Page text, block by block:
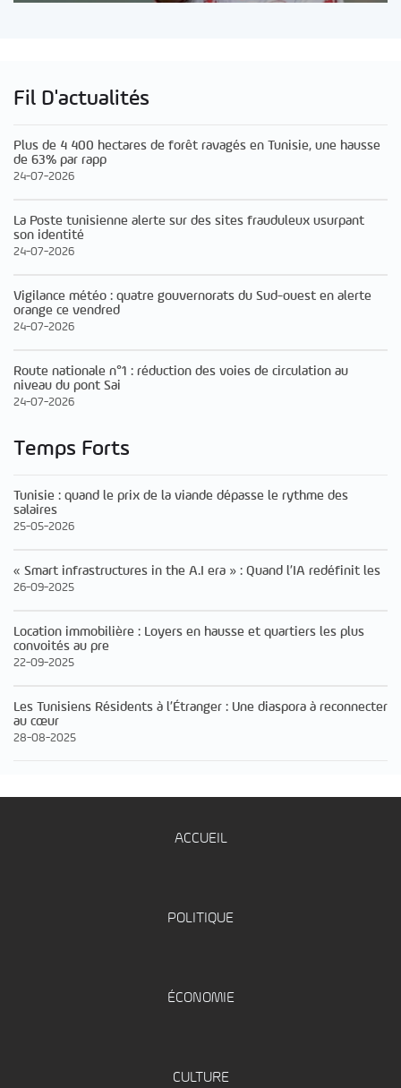
Fil D'actualités
Plus de 4 400 hectares de forêt ravagés en Tunisie, une hausse
de 63% par rapp
24-07-2026
La Poste tunisienne alerte sur des sites frauduleux usurpant
son identité
24-07-2026
Vigilance météo : quatre gouvernorats du Sud-ouest en alerte
orange ce vendred
24-07-2026
Route nationale n°1 : réduction des voies de circulation au
niveau du pont Sai
24-07-2026
Temps Forts
Tunisie : quand le prix de la viande dépasse le rythme des
salaires
25-05-2026
« Smart infrastructures in the A.I era » : Quand l’IA redéfinit les
26-09-2025
Location immobilière : Loyers en hausse et quartiers les plus
convoités au pre
22-09-2025
Les Tunisiens Résidents à l’Étranger : Une diaspora à reconnecter
au cœur
28-08-2025
ACCUEIL
POLITIQUE
ÉCONOMIE
CULTURE